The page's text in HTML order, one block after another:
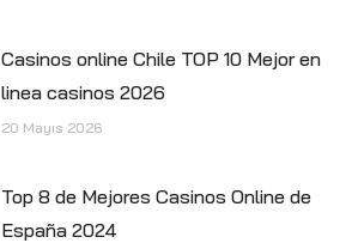
Casinos online Chile TOP 10 Mejor en
linea casinos 2026
20 Mayıs 2026
Top 8 de Mejores Casinos Online de
España 2024